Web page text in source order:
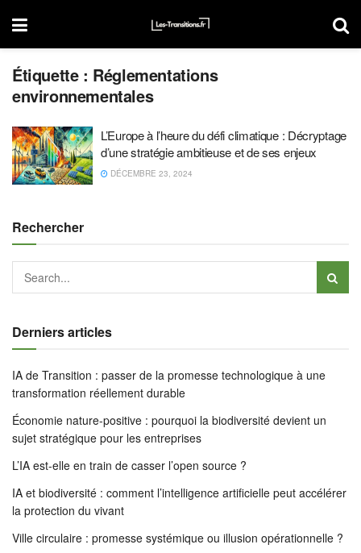
Étiquette : Réglementations
environnementales
L’Europe à l’heure du défi climatique : Décryptage
d’une stratégie ambitieuse et de ses enjeux
DÉCEMBRE 23, 2024
Rechercher
Derniers articles
IA de Transition : passer de la promesse technologique à une
transformation réellement durable
Économie nature-positive : pourquoi la biodiversité devient un
sujet stratégique pour les entreprises
L’IA est-elle en train de casser l’open source ?
IA et biodiversité : comment l’intelligence artificielle peut accélérer
la protection du vivant
Ville circulaire : promesse systémique ou illusion opérationnelle ?